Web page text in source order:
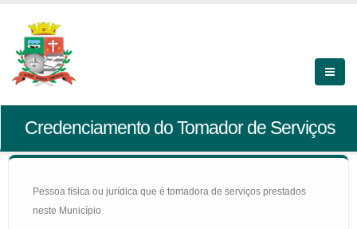
Credenciamento do Tomador de Serviços
Pessoa física ou jurídica que é tomadora de serviços prestados
neste Município